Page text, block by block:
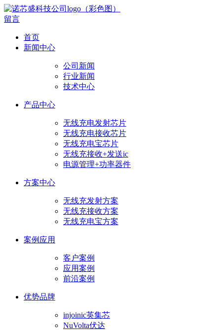
留言
首页
新闻中心
公司新闻
行业新闻
技术中心
产品中心
无线充电发射芯片
无线充电接收芯片
无线充电宝芯片
无线充接收+发送ic
电源管理+功率器件
方案中心
无线充发射方案
无线充接收方案
无线充电宝方案
案例应用
客户案例
应用案例
前沿案例
优势品牌
injoinic英集芯
NuVolta伏达